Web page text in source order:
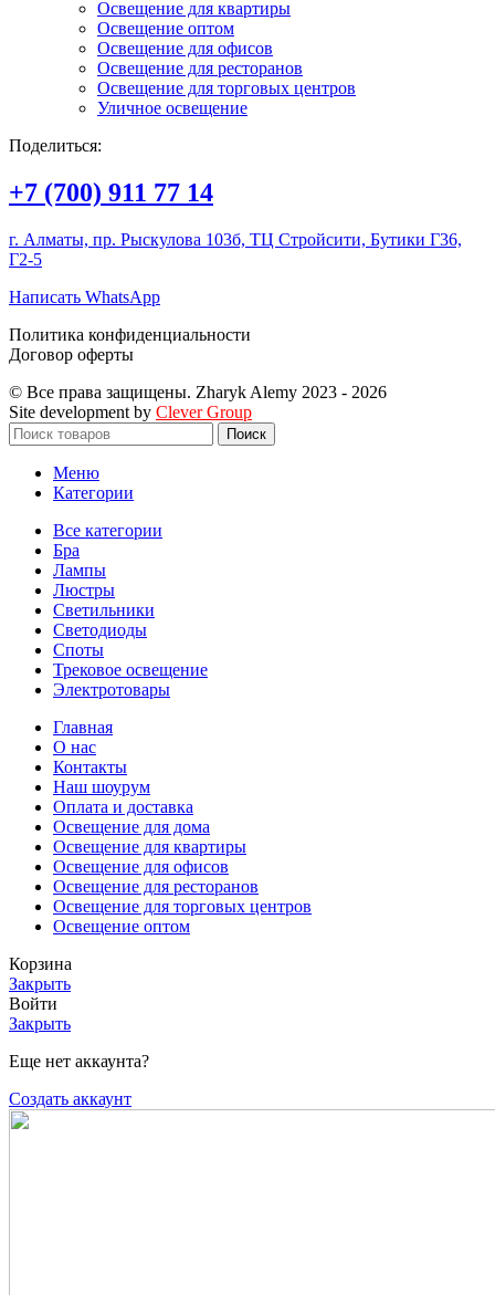
Освещение для квартиры
Освещение оптом
Освещение для офисов
Освещение для ресторанов
Освещение для торговых центров
Уличное освещение
Поделиться:
+7 (700) 911 77 14
г. Алматы, пр. Рыскулова 103б, ТЦ Стройсити, Бутики Г36,
Г2-5
Написать WhatsApp
Политика конфиденциальности
Договор оферты
© Все права защищены. Zharyk Alemy 2023 - 2026
Site development by Clever Group
Поиск
Меню
Категории
Все категории
Бра
Лампы
Люстры
Светильники
Светодиоды
Споты
Трековое освещение
Электротовары
Главная
О нас
Контакты
Наш шоурум
Оплата и доставка
Освещение для дома
Освещение для квартиры
Освещение для офисов
Освещение для ресторанов
Освещение для торговых центров
Освещение оптом
Корзина
Закрыть
Войти
Закрыть
Еще нет аккаунта?
Создать аккаунт